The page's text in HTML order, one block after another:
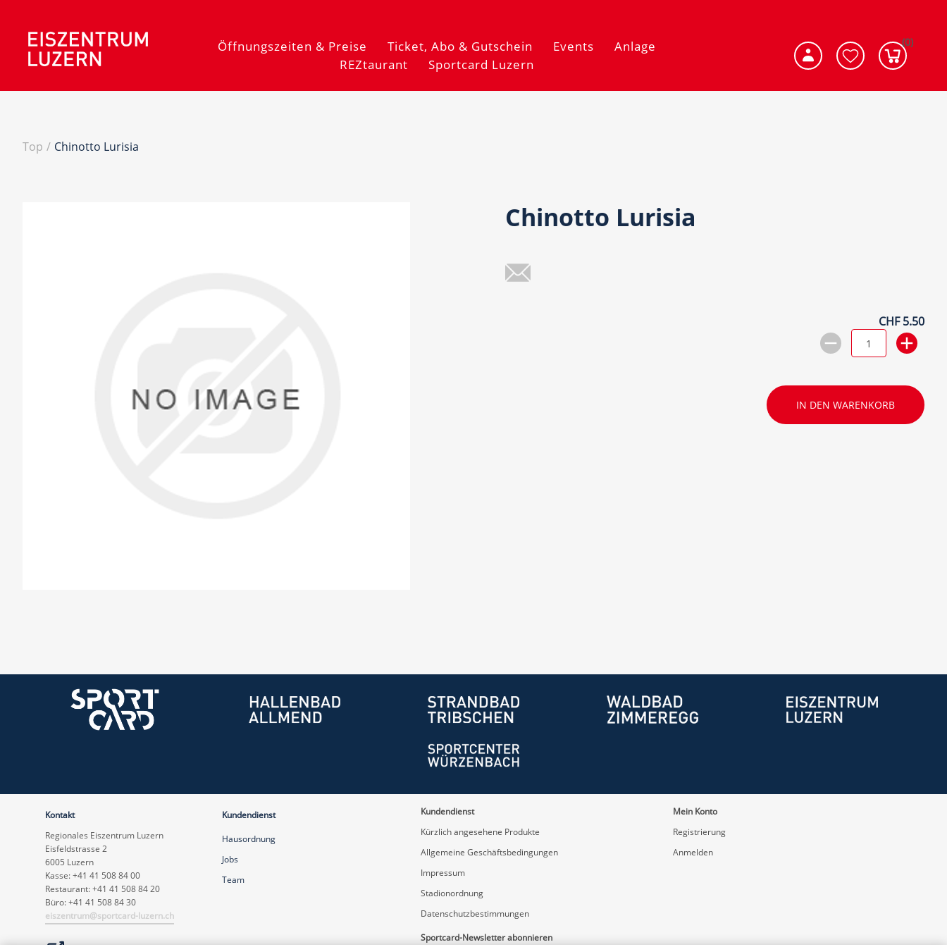
Öffnungszeiten & Preise Ticket, Abo & Gutschein Events
Anlage
REZtaurant
Sportcard Luzern
(0)
Top / Chinotto Lurisia
Chinotto Lurisia
CHF 5.50
IN DEN WARENKORB
Kontakt
Regionales Eiszentrum Luzern
Eisfeldstrasse 2
6005 Luzern
Kasse: +41 41 508 84 00
Restaurant: +41 41 508 84 20
Büro: +41 41 508 84 30
eiszentrum@sportcard-luzern.ch
Kundendienst
Hausordnung
Jobs
Team
Kundendienst
Kürzlich angesehene Produkte
Allgemeine Geschäftsbedingungen
Impressum
Stadionordnung
Datenschutzbestimmungen
Mein Konto
Registrierung
Anmelden
Sportcard-Newsletter abonnieren